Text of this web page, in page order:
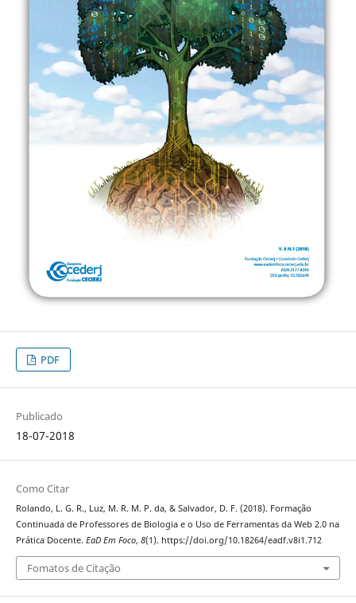
PDF
Publicado
18-07-2018
Como Citar
Rolando, L. G. R., Luz, M. R. M. P. da, & Salvador, D. F. (2018). Formação
Continuada de Professores de Biologia e o Uso de Ferramentas da Web 2.0 na
Prática Docente. EaD Em Foco, 8(1). https://doi.org/10.18264/eadf.v8i1.712
Fomatos de Citação